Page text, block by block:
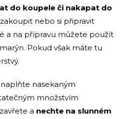
do koupele či nakapat do
nebo si připravit
a na přípravu můžete použít
Pokud však máte tu
nasekaným
množstvím
a nechte na slunném